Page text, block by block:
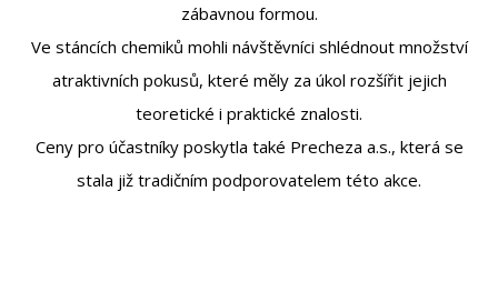
zábavnou formou.
Ve stáncích chemiků mohli návštěvníci shlédnout množství
atraktivních pokusů, které měly za úkol rozšířit jejich
teoretické i praktické znalosti.
Ceny pro účastníky poskytla také Precheza a.s., která se
stala již tradičním podporovatelem této akce.